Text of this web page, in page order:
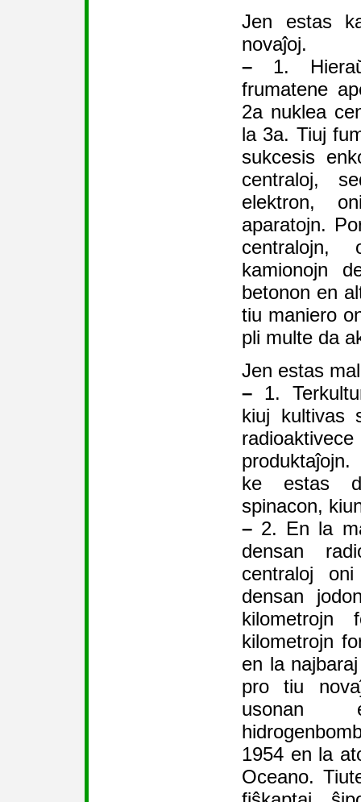
Jen estas
novaĵoj.
– 1.
frumatene
2a nuklea
la 3a. Tiuj
sukcesis
centraloj,
elektron,
aparatojn.
centralojn,
kamionojn
betonon en
tiu maniero
pli multe da
Jen estas
– 1.
kiuj kultivas
ke estas
spinacon,
– 2. En la
densan
centraloj
densan
kilometrojn
en la
pro tiu
usonan
1954 en la
Oceano.